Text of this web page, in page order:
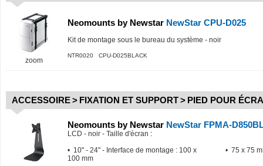
zoom
Neomounts by Newstar NewStar CPU-D025
Kit de montage sous le bureau du système - noir
NTR0020 CPU-D025BLACK
ACCESSOIRE> FIXATION ET SUPPORT> PIED POUR
Neomounts by Newstar NewStar FPMA-
LCD - noir - Taille d'écran :
• 10" - 24" - Interface de montage : 100 x
100 mm
• 75 x 75